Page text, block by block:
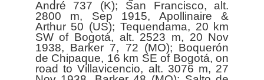
André 737 (K); San Francisco, alt.
2800 m, Sep 1915, Apollinaire &
Arthur 50 (US); Tequendama, 20 km
SW of Bogotá, alt. 2523 m, 20 Nov
1938, Barker 7, 72 (MO); Boquerón
de Chipaque, 16 km SE of Bogotá, on
road to Villavicencio, alt. 3076 m, 27